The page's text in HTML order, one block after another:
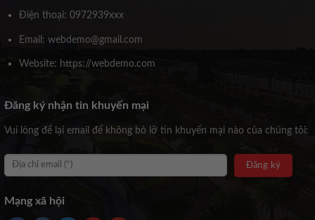
Điện thoại: 0972939xxx
Email: webdemo@gmail.com
Website: https://webdemo.com
Đăng ký nhận tin khuyến mại
Vui lòng để lại email để không bỏ lỡ tin khuyến mại nào của chúng tôi:
Mạng xã hội